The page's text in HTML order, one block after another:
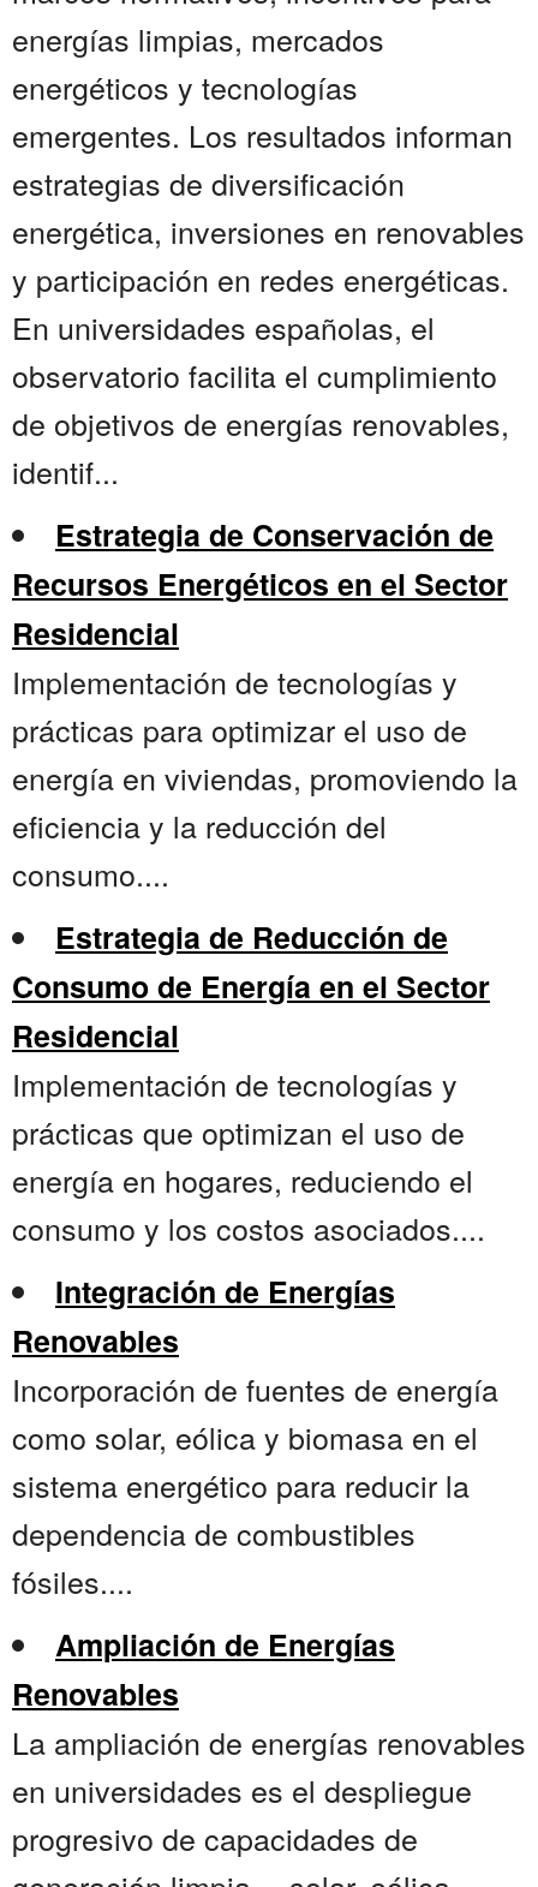
energías limpias, mercados
energéticos y tecnologías
emergentes. Los resultados informan
estrategias de diversificación
energética, inversiones en renovables
y participación en redes energéticas.
En universidades españolas, el
observatorio facilita el cumplimiento
de objetivos de energías renovables,
identif...
Estrategia de Conservación de
Recursos Energéticos en el Sector
Residencial
Implementación de tecnologías y
prácticas para optimizar el uso de
energía en viviendas, promoviendo la
eficiencia y la reducción del
consumo....
Estrategia de Reducción de
Consumo de Energía en el Sector
Residencial
Implementación de tecnologías y
prácticas que optimizan el uso de
energía en hogares, reduciendo el
consumo y los costos asociados....
Integración de Energías
Renovables
Incorporación de fuentes de energía
como solar, eólica y biomasa en el
sistema energético para reducir la
dependencia de combustibles
fósiles....
Ampliación de Energías
Renovables
La ampliación de energías renovables
en universidades es el despliegue
progresivo de capacidades de